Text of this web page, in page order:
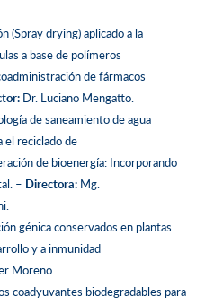
(Spray drying) aplicado a la
a base de polímeros
de fármacos
Dr. Luciano Mengatto.
de saneamiento de agua
el reciclado de
de bioenergía: Incorporando
– Directora: Mg.
génica conservados en plantas
y a inmunidad
Moreno.
coadyuvantes biodegradables para